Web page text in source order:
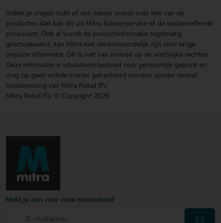
Indien je vragen hebt of een advies wenst over een van de
producten dan kan dit via Mitra klantenservice of de desbetreffende
producent. Ook al wordt de productinformatie regelmatig
geactualiseerd, kan Mitra niet verantwoordelijk zijn voor enige
onjuiste informatie. Dit is niet van invloed op de wettelijke rechten.
Deze informatie is uitsluitend bedoeld voor persoonlijk gebruik en
mag op geen enkele manier gehanteerd worden zonder vooraf
toestemming van Mitra Retail BV.
Mitra Retail BV © Copyright 2026
Meld je aan voor onze nieuwsbrief